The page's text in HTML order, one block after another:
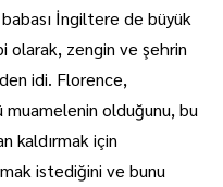
İngiltere de büyük
olarak, zengin ve şehrin
idi. Florence,
olduğunu, bu
kaldırmak için
istediğini ve bunu